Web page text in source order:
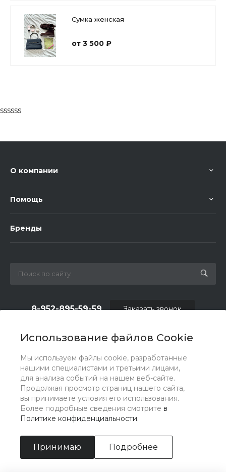
Использование файлов Cookie
Мы используем файлы cookie, разработанные
нашими специалистами и третьими лицами,
для анализа событий на нашем веб-сайте.
Продолжая просмотр страниц нашего сайта,
вы принимаете условия его использования.
Более подробные сведения смотрите в
Политике конфиденциальности.
Принимаю Подробнее
Сумка женская
от 3 500 ₽
ssssss
О компании
Помощь
Бренды
shop.fas@list.ru
8-952-895-59-59
oas_reklama@list.ru
Заказать звонок